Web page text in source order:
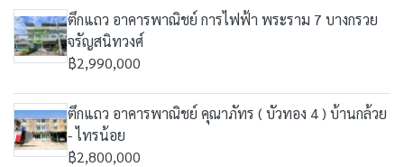
ตึกแถว อาคารพาณิชย์ การไฟฟ้า พระราม 7 บางกรวย
จรัญสนิทวงศ์
฿2,990,000
ตึกแถว อาคารพาณิชย์ คุณาภัทร ( บัวทอง 4 ) บ้านกล้วย
- ไทรน้อย
฿2,800,000